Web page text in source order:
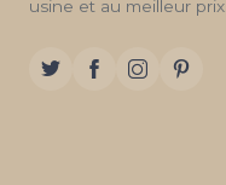
usine et au meilleur prix.